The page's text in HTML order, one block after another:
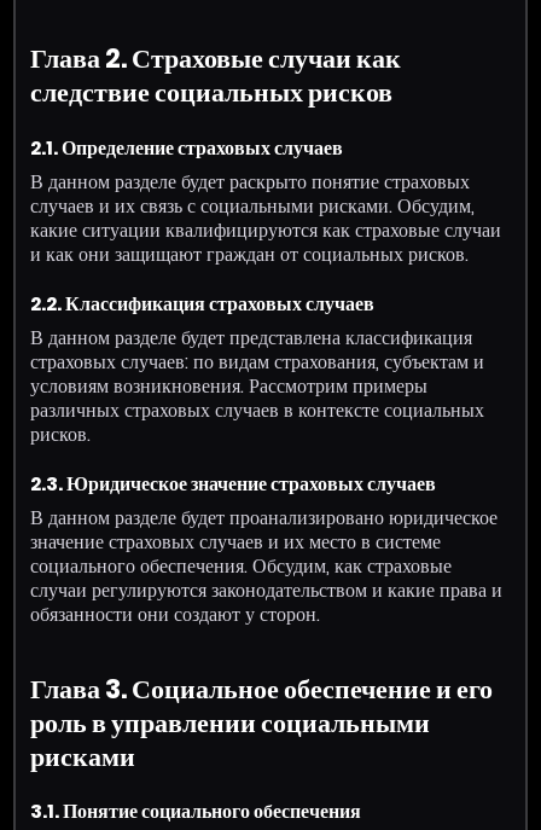
Глава 2. Страховые случаи как
следствие социальных рисков
2.1. Определение страховых случаев
В данном разделе будет раскрыто понятие страховых
случаев и их связь с социальными рисками. Обсудим,
какие ситуации квалифицируются как страховые случаи
и как они защищают граждан от социальных рисков.
2.2. Классификация страховых случаев
В данном разделе будет представлена классификация
страховых случаев: по видам страхования, субъектам и
условиям возникновения. Рассмотрим примеры
различных страховых случаев в контексте социальных
рисков.
2.3. Юридическое значение страховых случаев
В данном разделе будет проанализировано юридическое
значение страховых случаев и их место в системе
социального обеспечения. Обсудим, как страховые
случаи регулируются законодательством и какие права и
обязанности они создают у сторон.
Глава 3. Социальное обеспечение и его
роль в управлении социальными
рисками
3.1. Понятие социального обеспечения